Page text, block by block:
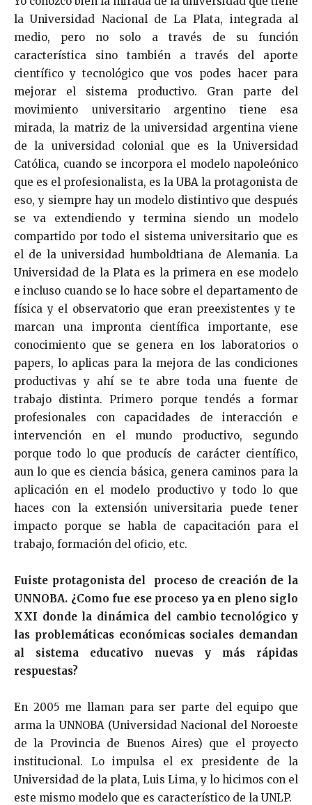
la Universidad Nacional de La Plata, integrada al
medio, pero no solo a través de su función
característica sino también a través del aporte
científico y tecnológico que vos podes hacer para
mejorar el sistema productivo. Gran parte del
movimiento universitario argentino tiene esa
mirada, la matriz de la universidad argentina viene
de la universidad colonial que es la Universidad
Católica, cuando se incorpora el modelo napoleónico
que es el profesionalista, es la UBA la protagonista de
eso, y siempre hay un modelo distintivo que después
se va extendiendo y termina siendo un modelo
compartido por todo el sistema universitario que es
el de la universidad humboldtiana de Alemania. La
Universidad de la Plata es la primera en ese modelo
e incluso cuando se lo hace sobre el departamento de
física y el observatorio que eran preexistentes y te
marcan una impronta científica importante, ese
conocimiento que se genera en los laboratorios o
papers, lo aplicas para la mejora de las condiciones
productivas y ahí se te abre toda una fuente de
trabajo distinta. Primero porque tendés a formar
profesionales con capacidades de interacción e
intervención en el mundo productivo, segundo
porque todo lo que producís de carácter científico,
aun lo que es ciencia básica, genera caminos para la
aplicación en el modelo productivo y todo lo que
haces con la extensión universitaria puede tener
impacto porque se habla de capacitación para el
trabajo, formación del oficio, etc.
Fuiste protagonista del proceso de creación de la
UNNOBA. ¿Como fue ese proceso ya en pleno siglo
XXI donde la dinámica del cambio tecnológico y
las problemáticas económicas sociales demandan
al sistema educativo nuevas y más rápidas
respuestas?
En 2005 me llaman para ser parte del equipo que
arma la UNNOBA (Universidad Nacional del Noroeste
de la Provincia de Buenos Aires) que el proyecto
institucional. Lo impulsa el ex presidente de la
Universidad de la plata, Luis Lima, y lo hicimos con el
este mismo modelo que es característico de la UNLP.